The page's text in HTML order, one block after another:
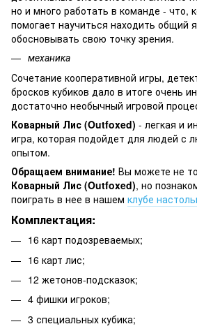
но и много работать в команде - что,
помогает научиться находить общий
обосновывать свою точку зрения.
механика
Сочетание кооперативной игры,
бросков кубиков дало в итоге очень
достаточно необычный игровой
Коварный Лис (Outfoxed) - легкая и
игра, которая подойдет для людей с
опытом.
Обращаем внимание! Вы можете не
Коварный Лис (Outfoxed), но
поиграть в нее в нашем клубе
Комплектация:
16 карт подозреваемых;
16 карт лис;
12 жетонов-подсказок;
4 фишки игроков;
3 специальных кубика;